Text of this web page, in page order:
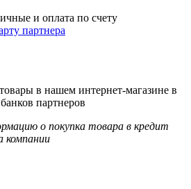
и оплата по счету
партнера
в нашем интернет-магазине в
партнеров
о покупка товара в кредит
компании